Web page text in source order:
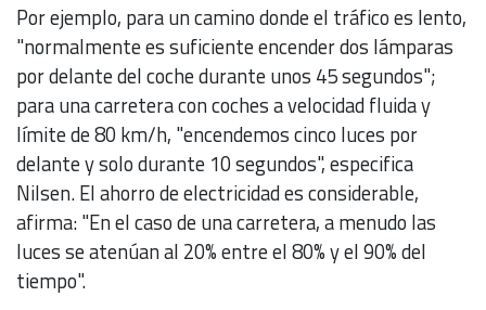
Por ejemplo, para un camino donde el tráfico es lento,
"normalmente es suficiente encender dos lámparas
por delante del coche durante unos 45 segundos";
para una carretera con coches a velocidad fluida y
límite de 80 km/h, "encendemos cinco luces por
delante y solo durante 10 segundos", especifica
Nilsen. El ahorro de electricidad es considerable,
afirma: "En el caso de una carretera, a menudo las
luces se atenúan al 20% entre el 80% y el 90% del
tiempo".